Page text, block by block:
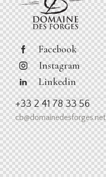
Facebook
Instagram
Linkedin
+33 2 41 78 33 56
cb@domainedesforges.net